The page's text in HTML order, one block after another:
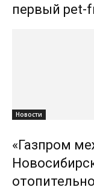
первый pet-
Новости
«Газпром